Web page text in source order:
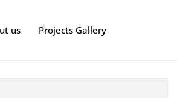
us Projects Gallery